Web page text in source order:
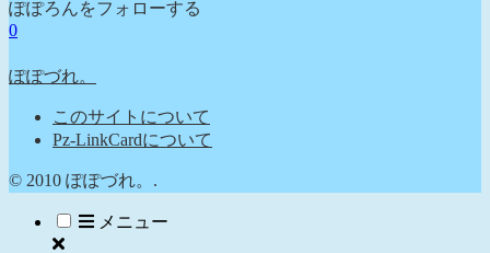
ぽぽろんをフォローする
0
ぽぽづれ。
このサイトについて
Pz-LinkCardについて
© 2010 ぽぽづれ。.
メニュー